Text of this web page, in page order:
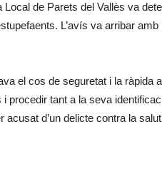
de Parets del Vallès va
L’avís va arribar amb
el cos de seguretat i la ràpida
procedir tant a la seva
d’un delicte contra la